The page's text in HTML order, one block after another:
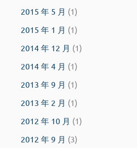
2015 年 5 月 (1)
2015 年 1 月 (1)
2014 年 12 月 (1)
2014 年 4 月 (1)
2013 年 9 月 (1)
2013 年 2 月 (1)
2012 年 10 月 (1)
2012 年 9 月 (3)